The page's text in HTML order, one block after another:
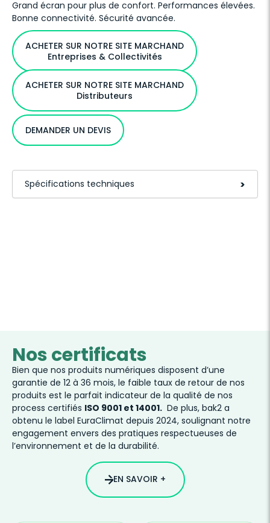
Grand écran pour plus de confort. Performances élevées.
Bonne connectivité. Sécurité avancée.
ACHETER SUR NOTRE SITE MARCHAND
Entreprises & Collectivités
ACHETER SUR NOTRE SITE MARCHAND
Distributeurs
DEMANDER UN DEVIS
Spécifications techniques >
Nos certificats
Bien que nos produits numériques disposent d’une
garantie de 12 à 36 mois, le faible taux de retour de nos
produits est le parfait indicateur de la qualité de nos
process certifiés ISO 9001 et 14001. De plus, bak2 a
obtenu le label EuraClimat depuis 2024, soulignant notre
engagement envers des pratiques respectueuses de
l’environnement et de la durabilité.
EN SAVOIR +